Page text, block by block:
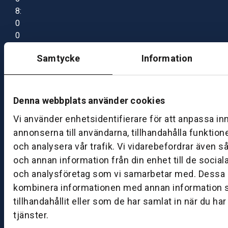
Samtycke Information
Denna webbplats använder cookies
Vi använder enhetsidentifierare för att anpassa
annonserna till användarna, tillhandahålla
och analysera vår trafik. Vi vidarebefordrar även
och annan information från din enhet till de
och analysföretag som vi samarbetar med. Dessa
kombinera informationen med annan information
tillhandahållit eller som de har samlat in när du
tjänster.
8:
0
0
7:
0
B
S
k
ö
v
d